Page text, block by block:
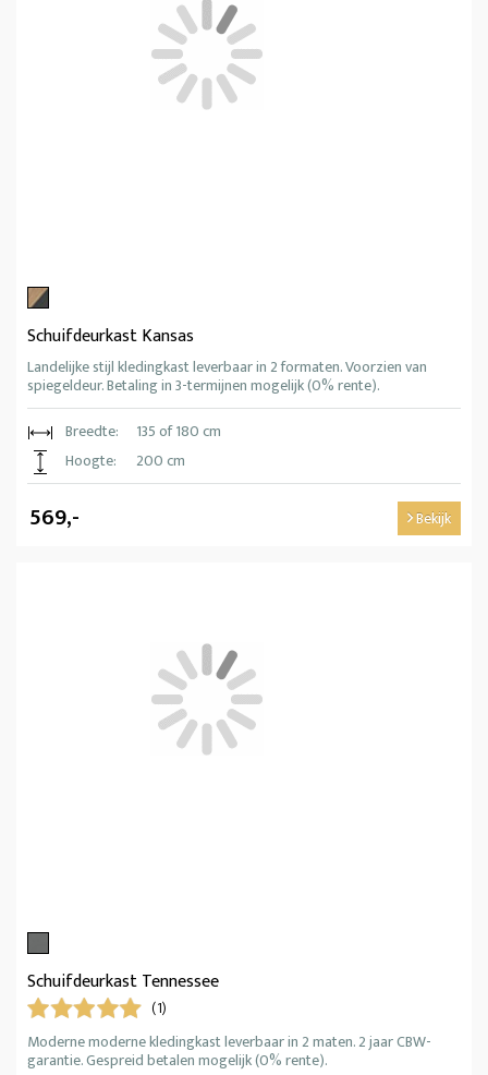
Schuifdeurkast Kansas
Landelijke stijl kledingkast leverbaar in 2 formaten. Voorzien van
spiegeldeur. Betaling in 3-termijnen mogelijk (0% rente).
Breedte:
135 of 180 cm
Hoogte:
200 cm
569,- Bekijk
Schuifdeurkast Tennessee
(1)
Moderne moderne kledingkast leverbaar in 2 maten. 2 jaar CBW-
garantie. Gespreid betalen mogelijk (0% rente).